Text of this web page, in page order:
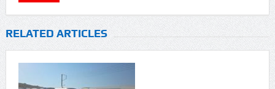
RELATED ARTICLES